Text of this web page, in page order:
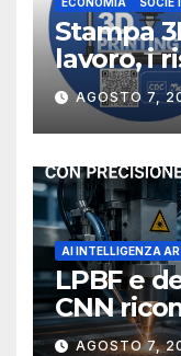
Stampa
lavoro, i
NIOSH
AGOSTO 7,
AI INTELLIGENZA
LPBF e
CNN
delAGOSTO 7,